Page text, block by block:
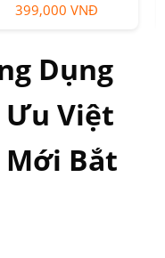
399,000 VNĐ
Dụng
Ưu Việt
Bắt